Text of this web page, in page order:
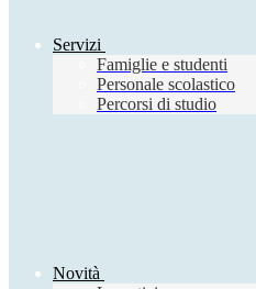
Servizi
Famiglie e studenti
Personale scolastico
Percorsi di studio
Novità